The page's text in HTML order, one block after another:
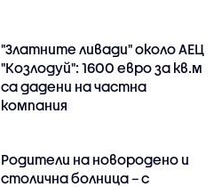
"Златните ливади" около АЕЦ
"Козлодуй": 1600 евро за кв.м
са дадени на частна
компания
Родители на новородено и
столична болница – с